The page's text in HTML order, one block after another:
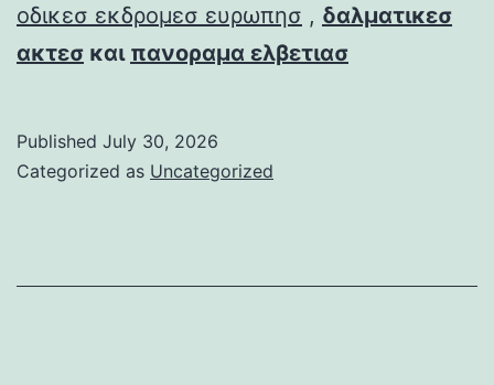
οδικεσ εκδρομεσ ευρωπησ , δαλματικεσ
ακτεσ και πανοραμα ελβετιασ
Published July 30, 2026
Categorized as Uncategorized